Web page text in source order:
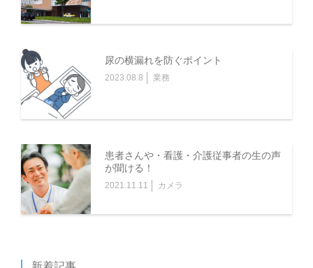
「https://aruaru.online/」である、当社が運営するウェブ
インまたは内容が変更された場合は、当該変更後のウェブ
サイトを含みます。）を意味します。
(6)「登録ユーザー」とは、第3条（登録）に基づいて本サ
ービスの利用者としての登録がなされた個人または法人を
(7)「本サービス」とは、当社が提供するケアのあるある
知恵袋という名称のサービス（理由の如何を問わずサービ
スの名称または内容が変更された場合は、当該変更後のサ
ービスを含みます。）を意味します。
尿の横漏れを防ぐポイント
2023.08.8 業務
患者さんや・看護・介護従事者の生の声
が聞ける！
2021.11.11 カメラ